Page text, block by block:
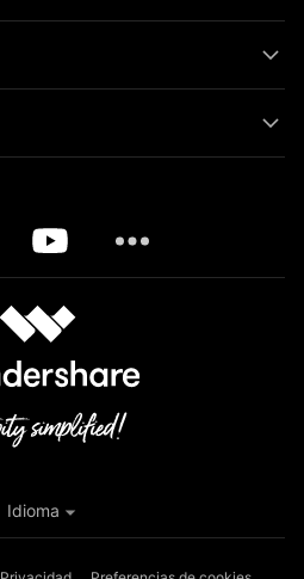
Idioma